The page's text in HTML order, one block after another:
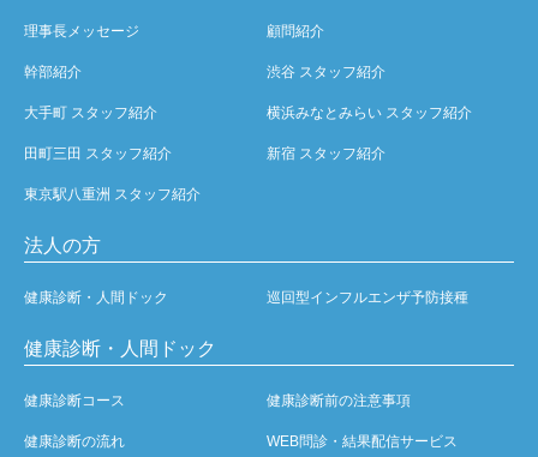
理事長メッセージ 顧問紹介
幹部紹介 渋谷 スタッフ紹介
大手町 スタッフ紹介 横浜みなとみらい スタッフ紹介
田町三田 スタッフ紹介 新宿 スタッフ紹介
東京駅八重洲 スタッフ紹介
法人の方
健康診断・人間ドック 巡回型インフルエンザ予防接種
健康診断・人間ドック
健康診断コース 健康診断前の注意事項
健康診断の流れ WEB問診・結果配信サービス